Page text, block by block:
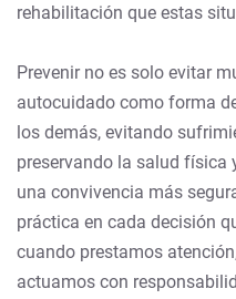
rehabilitación que estas
Prevenir no es solo evitar
autocuidado como forma
los demás, evitando
preservando la salud física
una convivencia más
práctica en cada decisión
cuando prestamos
actuamos con